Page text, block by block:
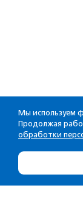
Мы используем
Продолжая
обработки